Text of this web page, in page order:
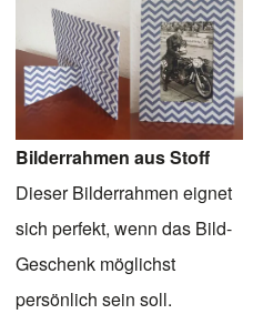
Bilderrahmen aus Stoff
Dieser Bilderrahmen eignet
sich perfekt, wenn das Bild-
Geschenk möglichst
persönlich sein soll.